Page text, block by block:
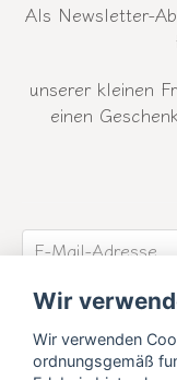
Als Newsletter-
unserer kleinen
einen
email
E-Mail-Adresse
Werden Sie
erfahren Sie
Wir
Wir verwenden
ordnungsgemäß